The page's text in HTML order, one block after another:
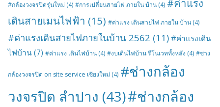
#กล้องวงจรปิดรุ่นใหม่ (4) #การเปลี่ยนสายไฟ ภายใน บ้าน (4) #ค่าแรง
เดินสายเมนไฟฟ้า (15) #ค่าแรง เดินสายไฟ ภายใน บ้าน (4)
#ค่าแรงเดินสายไฟภายในบ้าน 2562 (11) #ค่าแรงเดิน
ไฟบ้าน(7) #ค่าแรง เดินไฟบ้าน (4) #งบเดินไฟบ้าน รีโนเวททั้งหลัง (4) #ช่าง
กล้องวงจรปิด on site service เชียงใหม่ (4) #ช่างกล้อง
วงจรปิด ลำปาง (43)#ช่างกล้อง